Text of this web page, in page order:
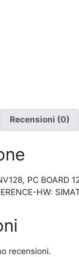
Recensioni (0)
PC BOARD
HW:
recensioni.